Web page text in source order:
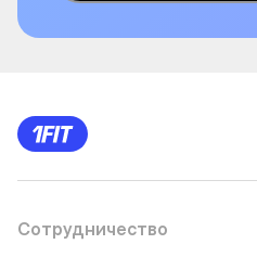
Сотрудничество